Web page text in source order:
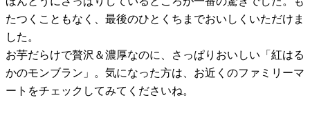
たつくこともなく、最後のひとくちまでおいしくいただけま
した。
お芋だらけで贅沢＆濃厚なのに、さっぱりおいしい「紅はる
かのモンブラン」。気になった方は、お近くのファミリーマ
ートをチェックしてみてくださいね。